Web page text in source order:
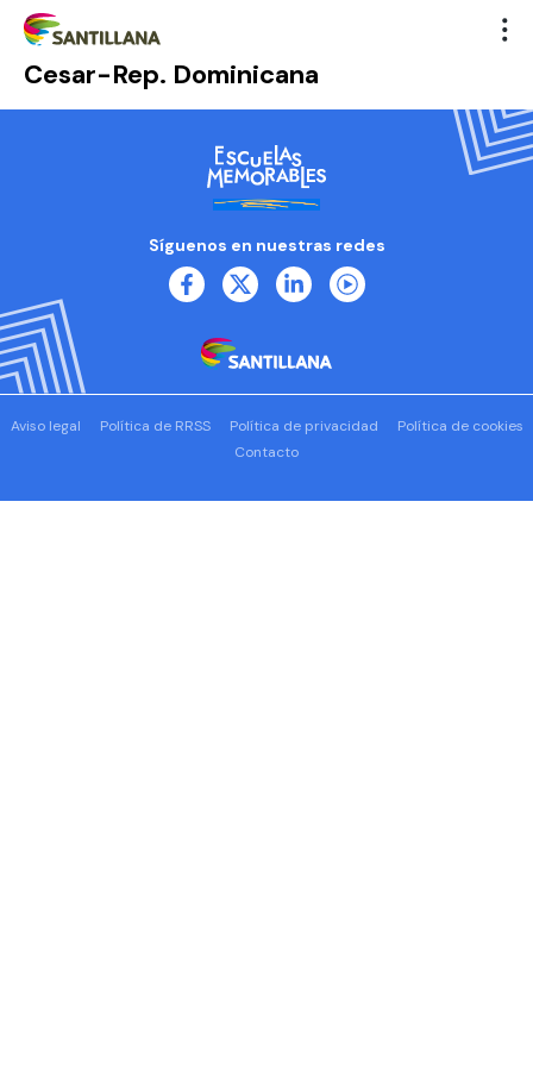
Cesar-Rep. Dominicana
Síguenos en nuestras redes
Aviso legal Política de RRSS Política de privacidad
Política de cookies
Contacto